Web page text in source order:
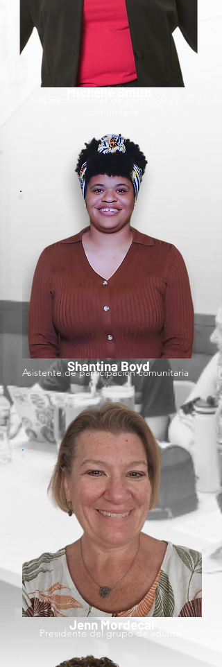
Michelle Smith
Shantina Boyd
Asistente de participación comunitaria
Jenn Mordecai
Presidente del grupo de adultos